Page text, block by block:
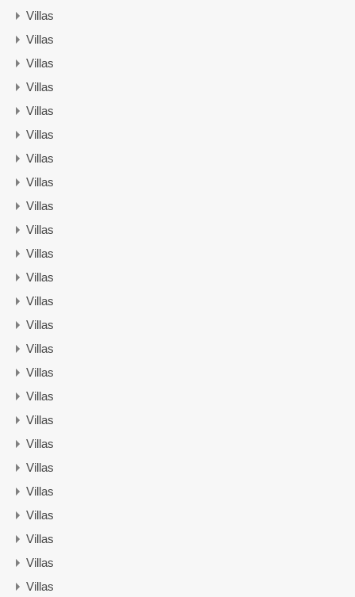
Villas
Villas
Villas
Villas
Villas
Villas
Villas
Villas
Villas
Villas
Villas
Villas
Villas
Villas
Villas
Villas
Villas
Villas
Villas
Villas
Villas
Villas
Villas
Villas
Villas